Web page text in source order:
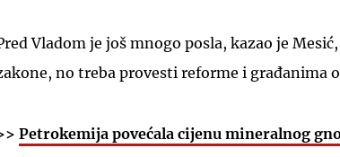
Vladom je još mnogo posla, kazao je
no treba provesti reforme i građanima
Petrokemija povećala cijenu mineralnog